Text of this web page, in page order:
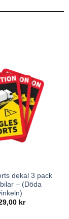
dekal 3 pack
– (Döda
kr